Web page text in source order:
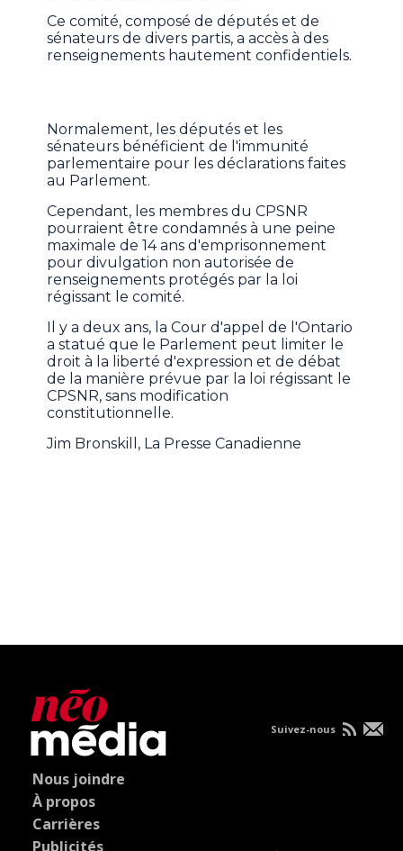
Ce comité, composé de députés et de
sénateurs de divers partis, a accès à des
renseignements hautement confidentiels.
Normalement, les députés et les
sénateurs bénéficient de l'immunité
parlementaire pour les déclarations faites
au Parlement.
Cependant, les membres du CPSNR
pourraient être condamnés à une peine
maximale de 14 ans d'emprisonnement
pour divulgation non autorisée de
renseignements protégés par la loi
régissant le comité.
Il y a deux ans, la Cour d'appel de l'Ontario
a statué que le Parlement peut limiter le
droit à la liberté d'expression et de débat
de la manière prévue par la loi régissant le
CPSNR, sans modification
constitutionnelle.
Jim Bronskill, La Presse Canadienne
Nous joindre
À propos
Carrières
Publicités
Suivez-nous